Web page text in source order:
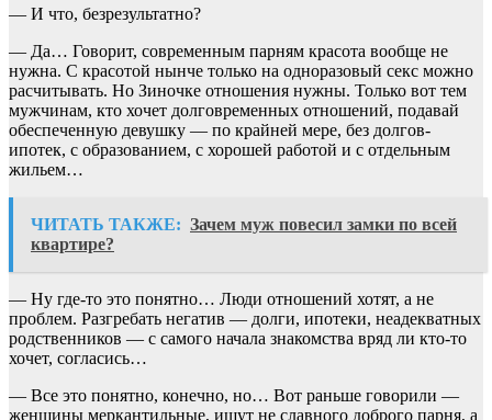
— И что, безрезультатно?
— Да… Говорит, современным парням красота вообще не
нужна. С красотой нынче только на одноразовый секс можно
расчитывать. Но Зиночке отношения нужны. Только вот тем
мужчинам, кто хочет долговременных отношений, подавай
обеспеченную девушку — по крайней мере, без долгов-
ипотек, с образованием, с хорошей работой и с отдельным
жильем…
ЧИТАТЬ ТАКЖЕ: Зачем муж повесил замки по всей
квартире?
— Ну где-то это понятно… Люди отношений хотят, а не
проблем. Разгребать негатив — долги, ипотеки, неадекватных
родственников — с самого начала знакомства вряд ли кто-то
хочет, согласись…
— Все это понятно, конечно, но… Вот раньше говорили —
женщины меркантильные, ищут не славного доброго парня, а